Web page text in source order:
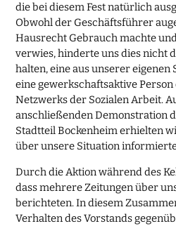
die bei diesem Fest natürlich
Obwohl der Geschäftsführer
Hausrecht Gebrauch machte
verwies, hinderte uns dies nicht
halten, eine aus unserer eigenen
eine gewerkschaftsaktive
Netzwerks der Sozialen Arbeit.
anschließenden Demonstration
Stadtteil Bockenheim erhielten
über unsere Situation
Durch die Aktion während des
dass mehrere Zeitungen über
berichteten. In diesem
Verhalten des Vorstands